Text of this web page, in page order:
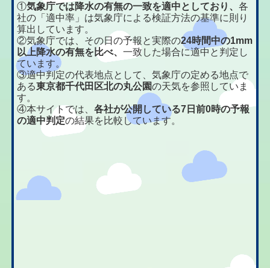
①気象庁では降水の有無の一致を適中としており、各
社の「適中率」は気象庁による検証方法の基準に則り
算出しています。
②気象庁では、その日の予報と実際の24時間中の1mm
以上降水の有無を比べ、一致した場合に適中と判定し
ています。
③適中判定の代表地点として、気象庁の定める地点で
ある東京都千代田区北の丸公園の天気を参照していま
す。
④本サイトでは、各社が公開している7日前0時の予報
の適中判定の結果を比較しています。